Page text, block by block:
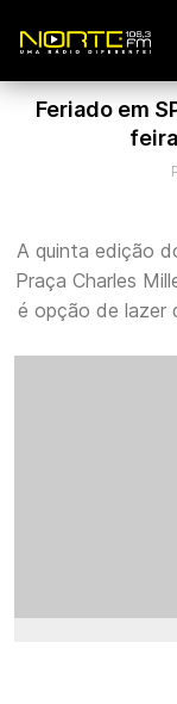
Feriado em
A quinta edição
Praça Charles
é opção de lazer